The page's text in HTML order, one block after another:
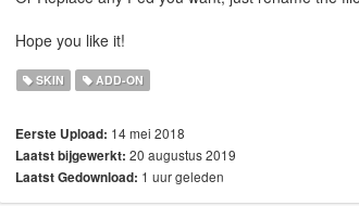
Hope you like it!
SKIN ADD-ON
Eerste Upload: 14 mei 2018
Laatst bijgewerkt: 20 augustus 2019
Laatst Gedownload: 1 uur geleden